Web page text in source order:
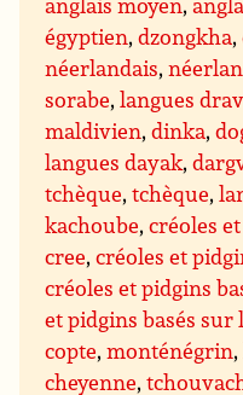
égyptien,dzongkha,
néerlandais,
sorabe,langues
maldivien,dinka,
langues dayak,
tchèque,tchèque,
kachoube,créoles
cree,créoles et
créoles et pidgins
et pidgins basés sur
copte,monténégrin,
cheyenne,